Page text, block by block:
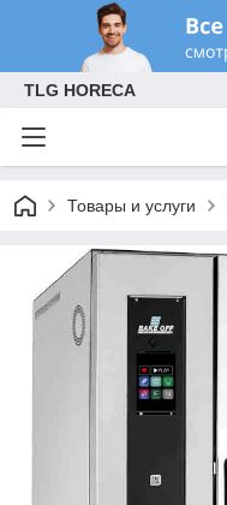
TLG HORECA
Товары и услуги